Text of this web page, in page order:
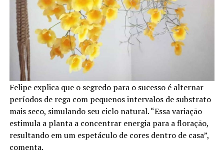
Felipe explica que o segredo para o sucesso é alternar
períodos de rega com pequenos intervalos de substrato
mais seco, simulando seu ciclo natural. “Essa variação
estimula a planta a concentrar energia para a floração,
resultando em um espetáculo de cores dentro de casa”,
comenta.